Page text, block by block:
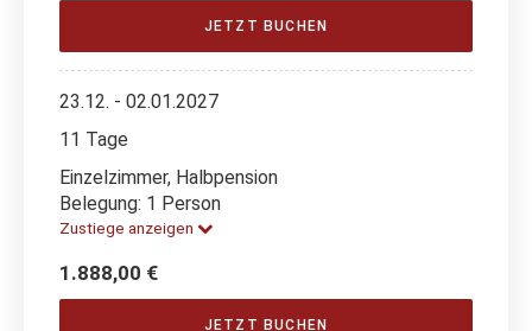
JETZT BUCHEN
23.12. - 02.01.2027
11 Tage
Einzelzimmer, Halbpension
Belegung: 1 Person
Zustiege anzeigen
1.888,00 €
JETZT BUCHEN